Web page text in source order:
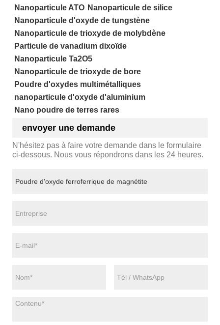
Nanoparticule ATO Nanoparticule de silice
Nanoparticule d'oxyde de tungstène
Nanoparticule de trioxyde de molybdène
Particule de vanadium dixoïde
Nanoparticule Ta2O5
Nanoparticule de trioxyde de bore
Poudre d'oxydes multimétalliques
nanoparticule d'oxyde d'aluminium
Nano poudre de terres rares
envoyer une demande
N'hésitez pas à faire votre demande dans le formulaire
ci-dessous. Nous vous répondrons dans les 24 heures.